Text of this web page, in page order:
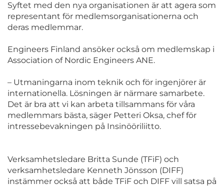
Syftet med den nya organisationen är att agera som
representant för medlemsorganisationerna och
deras medlemmar.
Engineers Finland ansöker också om medlemskap i
Association of Nordic Engineers ANE.
– Utmaningarna inom teknik och för ingenjörer är
internationella. Lösningen är närmare samarbete.
Det är bra att vi kan arbeta tillsammans för våra
medlemmars bästa, säger Petteri Oksa, chef för
intressebevakningen på Insinööriliitto.
Verksamhetsledare Britta Sunde (TFiF) och
verksamhetsledare Kenneth Jönsson (DIFF)
instämmer också att både TFiF och DIFF vill satsa på